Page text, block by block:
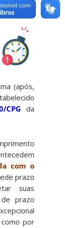
(após,
CPG
da
com o
prazo
suas
prazo
por